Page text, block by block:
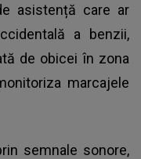
asistență care ar
a benzii,
de obicei în zona
marcajele
semnale sonore,